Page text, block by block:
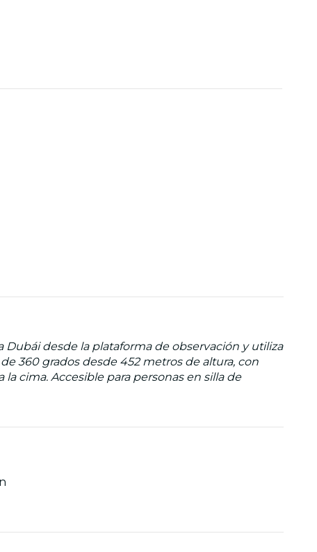
Dubái desde la plataforma de observación y utiliza
360 grados desde 452 metros de altura, con
cima. Accesible para personas en silla de